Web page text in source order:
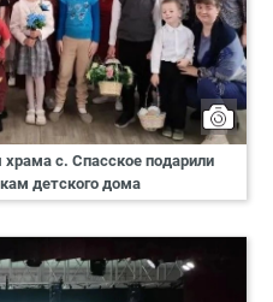
с. Спасское подарили
детского дома